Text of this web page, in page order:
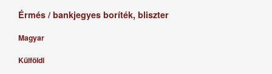
Érmés / bankjegyes boríték, bliszter
Magyar
Külföldi